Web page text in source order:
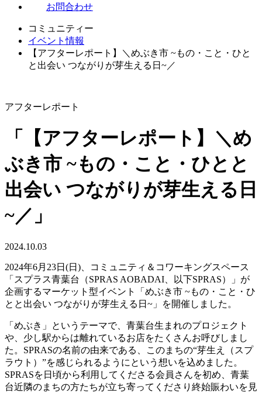
お問合わせ
コミュニティー
イベント情報
【アフターレポート】＼めぶき市 ~もの・こと・ひと
と出会い つながりが芽生える日~／
アフターレポート
「【アフターレポート】＼め
ぶき市 ~もの・こと・ひとと
出会い つながりが芽生える日
~／」
2024.10.03
2024年6月23日(日)、コミュニティ＆コワーキングスペース
「スプラス青葉台（SPRAS AOBADAI、以下SPRAS）」が
企画するマーケット型イベント「めぶき市 ~もの・こと・ひ
とと出会い つながりが芽生える日~」を開催しました。
「めぶき」というテーマで、青葉台生まれのプロジェクト
や、少し駅からは離れているお店をたくさんお呼びしまし
た。SPRASの名前の由来である、このまちの“芽生え（スプ
ラウト）”を感じられるようにという想いを込めました。
SPRASを日頃から利用してくださる会員さんを初め、青葉
台近隣のまちの方たちが立ち寄ってくださり終始賑わいを見